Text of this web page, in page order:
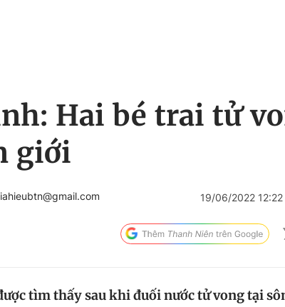
Hai bé trai tử
giới
19/06/2022 12:22
tìm thấy sau khi đuối nước tử vong tại